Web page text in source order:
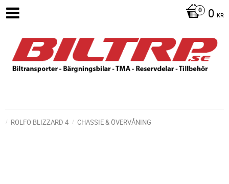
0 KR
ROLFO BLIZZARD 4 CHASSIE & ÖVERVÅNING